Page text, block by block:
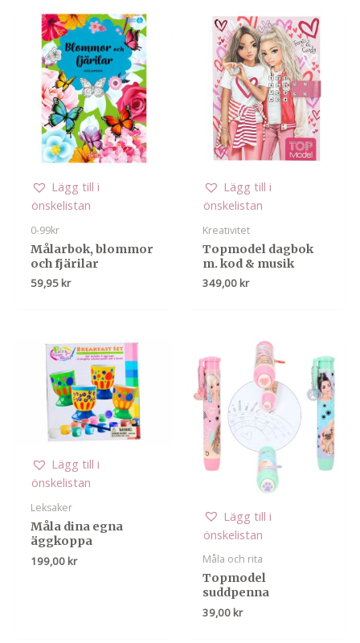
Lägg till i
önskelistan
0-99kr
Målarbok, blommor
och fjärilar
59,95 kr
Lägg till i
önskelistan
Kreativitet
Topmodel dagbok
m. kod & musik
349,00 kr
Lägg till i
önskelistan
Leksaker
Måla dina egna
äggkoppa
199,00 kr
Lägg till i
önskelistan
Måla och rita
Topmodel
suddpenna
39,00 kr